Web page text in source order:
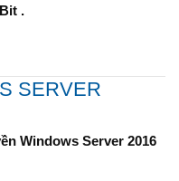
.
SERVER
Windows Server 2016